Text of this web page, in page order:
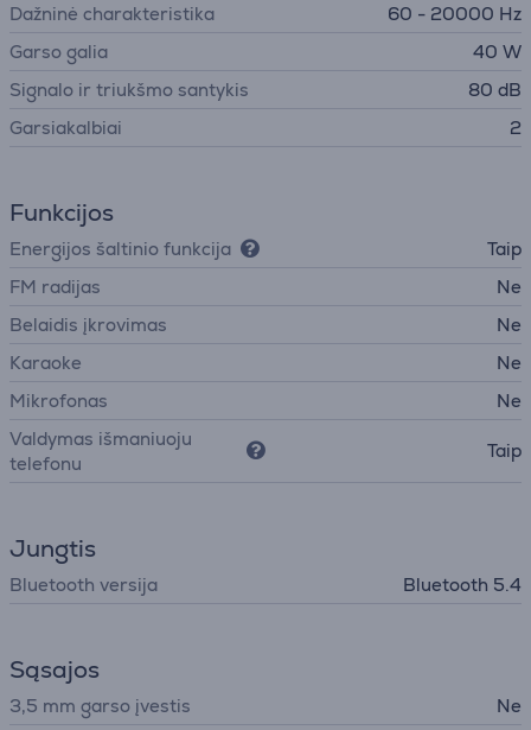
Dažninė charakteristika
60 - 20000 Hz
Garso galia
40 W
Signalo ir triukšmo santykis
80 dB
Garsiakalbiai
2
Funkcijos
Energijos šaltinio funkcija
Taip
FM radijas
Ne
Belaidis įkrovimas
Ne
Karaoke
Ne
Mikrofonas
Ne
Valdymas išmaniuoju
telefonu
Taip
Jungtis
Bluetooth versija Bluetooth 5.4
Sąsajos
3,5 mm garso įvestis
Ne